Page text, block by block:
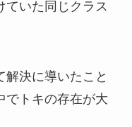
ていた同じクラス
解決に導いたこと
でトキの存在が大